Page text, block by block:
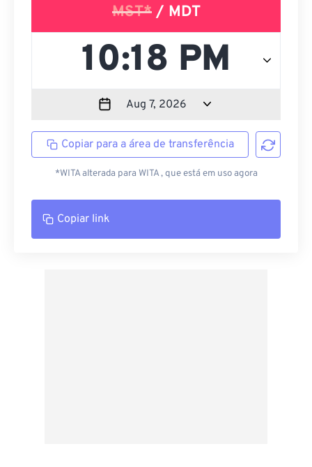
MST*/ MDT
Copiar para a área de transferência
*WITA alterada para WITA , que está em uso agora
Copiar link